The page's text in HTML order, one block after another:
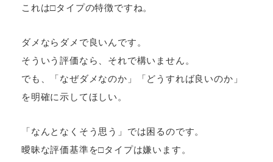
これは□タイプの特徴ですね。
ダメならダメで良いんです。
そういう評価なら、それで構いません。
でも、「なぜダメなのか」「どうすれば良いのか」
を明確に示してほしい。
「なんとなくそう思う」では困るのです。
曖昧な評価基準を□タイプは嫌います。